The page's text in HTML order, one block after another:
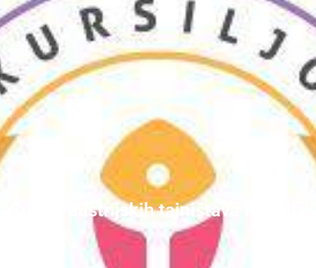
Susret austrijskih tajništava Kursilja